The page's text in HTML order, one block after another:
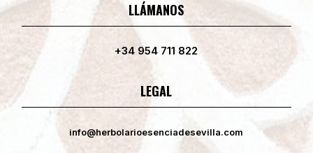
LLÁMANOS
+34 954 711 822
LEGAL
info@herbolarioesenciadesevilla.com